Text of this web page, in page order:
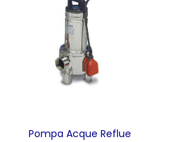
Pompa Acque Reflue